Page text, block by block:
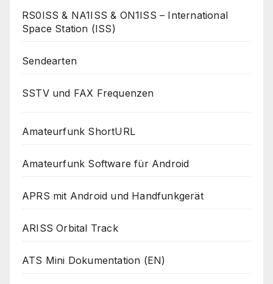
RS0ISS & NA1ISS & ON1ISS – International
Space Station (ISS)
Sendearten
SSTV und FAX Frequenzen
Amateurfunk ShortURL
Amateurfunk Software für Android
APRS mit Android und Handfunkgerät
ARISS Orbital Track
ATS Mini Dokumentation (EN)